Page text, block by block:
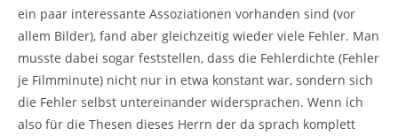
ein paar interessante Assoziationen vorhanden sind (vor
allem Bilder), fand aber gleichzeitig wieder viele Fehler. Man
musste dabei sogar feststellen, dass die Fehlerdichte (Fehler
je Filmminute) nicht nur in etwa konstant war, sondern sich
die Fehler selbst untereinander widersprachen. Wenn ich
also für die Thesen dieses Herrn der da sprach komplett